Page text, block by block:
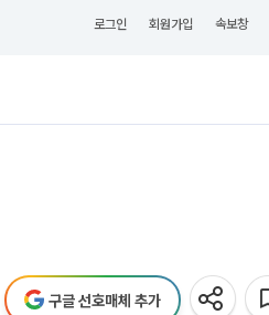
로그인 회원가입 속보창
구글 선호매체 추가